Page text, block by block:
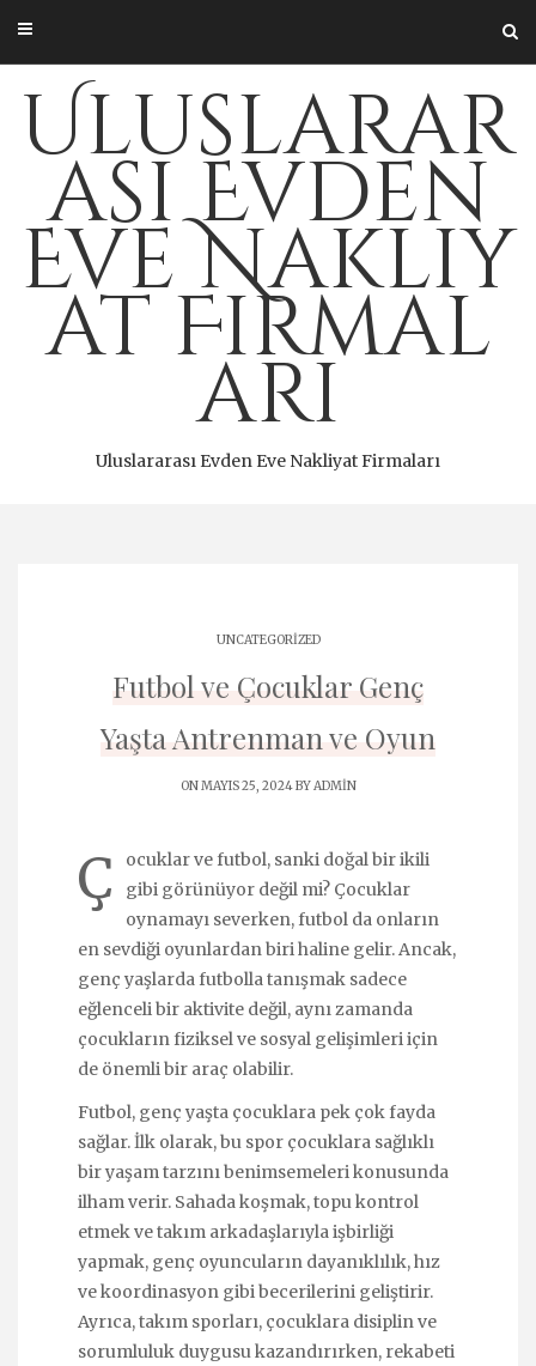
content
Uluslarar
ası Evden
Eve Nakliy
at Firmal
arı
Uluslararası Evden Eve Nakliyat Firmaları
UNCATEGORIZED
Futbol ve Çocuklar Genç
Yaşta Antrenman ve Oyun
ON MAYIS 25, 2024 BYADMIN
Ç
ocuklar ve futbol, sanki doğal bir ikili
gibi görünüyor değil mi? Çocuklar
oynamayı severken, futbol da onların
en sevdiği oyunlardan biri haline gelir. Ancak,
genç yaşlarda futbolla tanışmak sadece
eğlenceli bir aktivite değil, aynı zamanda
çocukların fiziksel ve sosyal gelişimleri için
de önemli bir araç olabilir.
Futbol, genç yaşta çocuklara pek çok fayda
sağlar. İlk olarak, bu spor çocuklara sağlıklı
bir yaşam tarzını benimsemeleri konusunda
ilham verir. Sahada koşmak, topu kontrol
etmek ve takım arkadaşlarıyla işbirliği
yapmak, genç oyuncuların dayanıklılık, hız
ve koordinasyon gibi becerilerini geliştirir.
Ayrıca, takım sporları, çocuklara disiplin ve
sorumluluk duygusu kazandırırken, rekabeti